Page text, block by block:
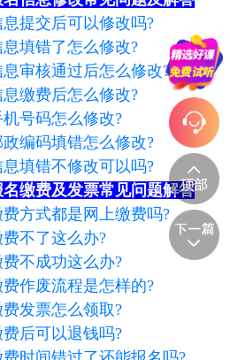
提交后可以修改吗?
填错了怎么修改?
审核通过后怎么修改?
缴费后怎么修改?
号码怎么修改?
编码填错怎么修改?
填错不修改可以吗?
缴费及发票常见问题解答
方式都是网上缴费吗?
不了这么办?
不成功这么办?
作废流程是怎样的?
发票怎么领取?
后可以退钱吗?